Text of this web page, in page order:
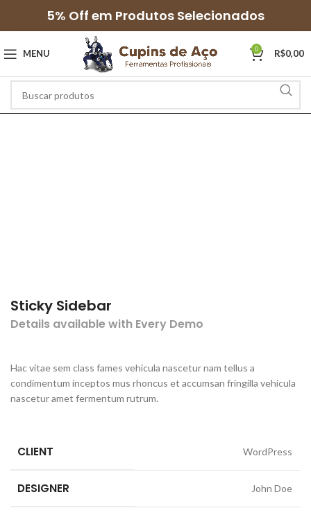
5% Off em Produtos Selecionados
MENU 0 R$0,00
Sticky Sidebar
Details available with Every Demo
Hac vitae sem class fames vehicula nascetur nam tellus a
condimentum inceptos mus rhoncus et accumsan fringilla vehicula
nascetur amet fermentum rutrum.
CLIENT WordPress
DESIGNER John Doe